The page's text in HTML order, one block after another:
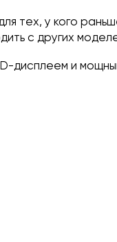
тех, у кого
с других